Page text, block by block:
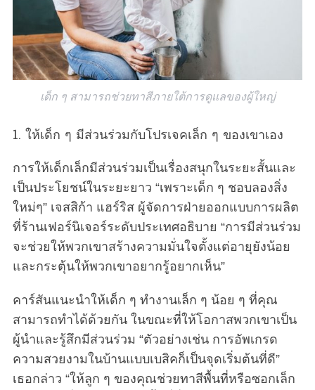
เด็ก ๆ สามารถช่วยทาสีภายใต้การดูแลของผู้ใหญ่
1. ให้เด็ก ๆ มีส่วนร่วมกับโปรเจคเล็ก ๆ ของเขาเอง
การให้เด็กเล็กมีส่วนร่วมเป็นเรื่องสนุกในระยะสั้นและ
เป็นประโยชน์ในระยะยาว “เพราะเด็ก ๆ ชอบลองสิ่ง
ใหม่ๆ” เจสสิก้า แฮร์ริส ผู้จัดการฝ่ายออกแบบการผลิต
ที่ร้านเฟอร์นิเจอร์ระดับประเทศอธิบาย “การมีส่วนร่วม
จะช่วยให้พวกเขาสร้างความมั่นใจตั้งแต่อายุยังน้อย
และกระตุ้นให้พวกเขาอยากรู้อยากเห็น”
คาร์สันแนะนำให้เด็ก ๆ ทำงานเล็ก ๆ น้อย ๆ ที่คุณ
สามารถทำได้ด้วยกัน ในขณะที่ให้โอกาสพวกเขาเป็น
ผู้นำและรู้สึกมีส่วนร่วม “ตัวอย่างเช่น การอัพเกรด
ความสวยงามในบ้านแบบเบสิคก็เป็นจุดเริ่มต้นที่ดี”
เธอกล่าว “ให้ลูก ๆ ของคุณช่วยทาสีพื้นที่หรือซอกเล็ก